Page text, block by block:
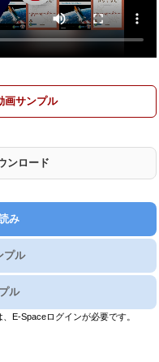
画サンプル
ンロード
み
プル
ル
E-Spaceログインが必要です。